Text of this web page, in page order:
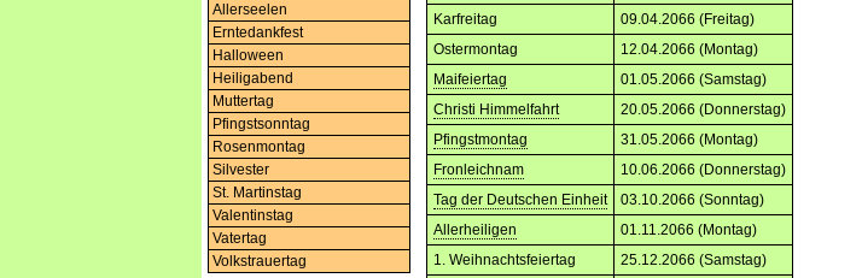
Allerseelen
Erntedankfest
Halloween
Heiligabend
Muttertag
Pfingstsonntag
Rosenmontag
Silvester
St. Martinstag
Valentinstag
Vatertag
Volkstrauertag
Karfreitag
09.04.2066 (Freitag)
Ostermontag
12.04.2066 (Montag)
Maifeiertag
01.05.2066 (Samstag)
Christi Himmelfahrt
20.05.2066 (Donnerstag)
Pfingstmontag
31.05.2066 (Montag)
Fronleichnam
10.06.2066 (Donnerstag)
Tag der Deutschen Einheit
03.10.2066 (Sonntag)
Allerheiligen
01.11.2066 (Montag)
1. Weihnachtsfeiertag
25.12.2066 (Samstag)